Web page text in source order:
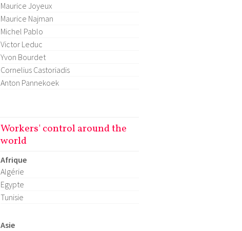
Maurice Joyeux
Maurice Najman
Michel Pablo
Victor Leduc
Yvon Bourdet
Cornelius Castoriadis
Anton Pannekoek
Workers' control around the
world
Afrique
Algérie
Egypte
Tunisie
Asie